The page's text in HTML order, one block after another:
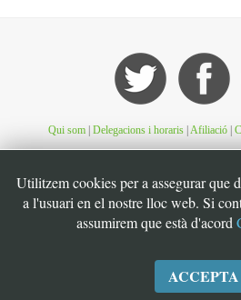
Qui som | Delegacions i horaris | Afiliació |
©STEI Sindicat de treballadores i treballadors de
07004. Palma. Mallorca. Espanya. Telèfon: 34 971
de la Funció Pública de Presidència del
G07126956
Utilitzem cookies per a assegurar que
a l'usuari en el nostre lloc web. Si
assumirem que està d'acord
ACCEPTA